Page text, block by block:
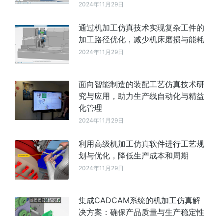
2024年11月29日
通过机加工仿真技术实现复杂工件的
加工路径优化，减少机床磨损与能耗
2024年11月29日
面向智能制造的装配工艺仿真技术研
究与应用，助力生产线自动化与精益
化管理
2024年11月29日
利用高级机加工仿真软件进行工艺规
划与优化，降低生产成本和周期
2024年11月29日
集成CADCAM系统的机加工仿真解
决方案：确保产品质量与生产稳定性